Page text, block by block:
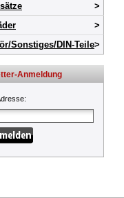
Sonstiges/DIN-Teile
Anmeldung
: